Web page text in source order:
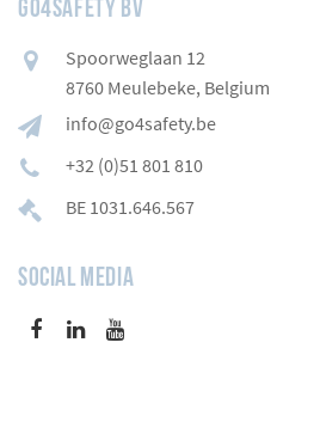
GO4SAFETY BV
Spoorweglaan 12
8760 Meulebeke, Belgium
info@go4safety.be
+32 (0)51 801 810
BE 1031.646.567
Social Media